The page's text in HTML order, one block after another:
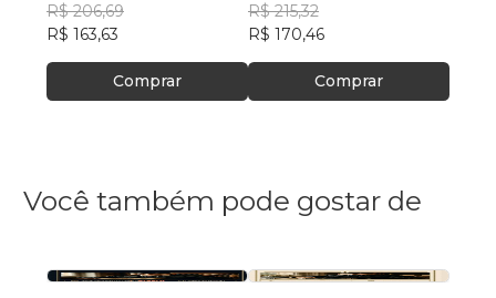
Marinho
R$ 206,69
R$ 163,63
Comprar
Marinho
R$ 215,32
R$ 170,46
Comprar
Você também pode gostar de